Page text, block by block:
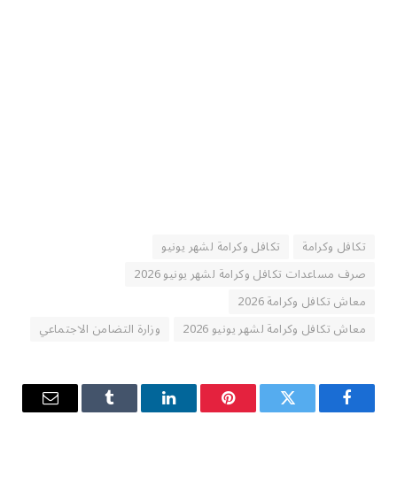
تكافل وكرامة
تكافل وكرامة لشهر يونيو
صرف مساعدات تكافل وكرامة لشهر يونيو 2026
معاش تكافل وكرامة 2026
معاش تكافل وكرامة لشهر يونيو 2026
وزارة التضامن الاجتماعي
فيسبوك تويتر بينتيريستلينكدإن Tumblr
البريد